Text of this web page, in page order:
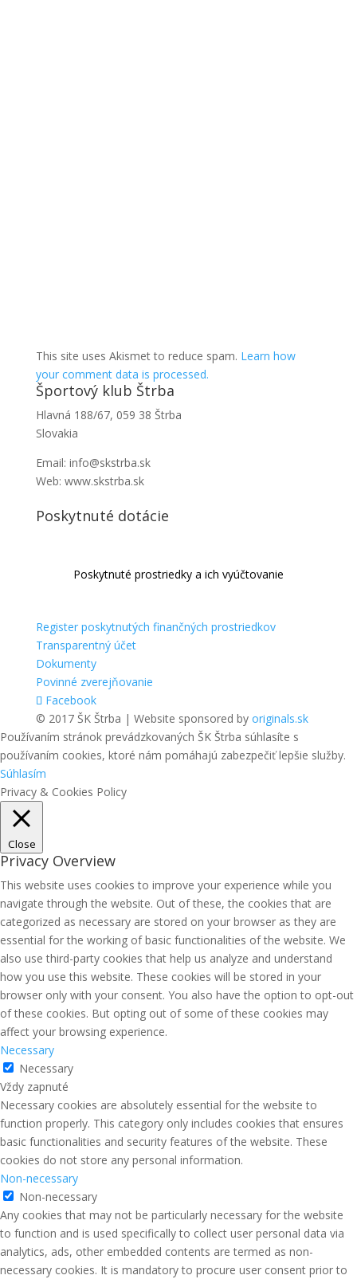
This site uses Akismet to reduce spam. Learn how
your comment data is processed.
Športový klub Štrba
Hlavná 188/67, 059 38 Štrba
Slovakia
Email: info@skstrba.sk
Web: www.skstrba.sk
Poskytnuté dotácie
Poskytnuté prostriedky a ich vyúčtovanie
Register poskytnutých finančných prostriedkov
Transparentný účet
Dokumenty
Povinné zverejňovanie
Facebook
© 2017 ŠK Štrba | Website sponsored by originals.sk
Používaním stránok prevádzkovaných ŠK Štrba súhlasíte s
používaním cookies, ktoré nám pomáhajú zabezpečiť lepšie služby.
Súhlasím
Privacy & Cookies Policy
Close
Privacy Overview
This website uses cookies to improve your experience while you
navigate through the website. Out of these, the cookies that are
categorized as necessary are stored on your browser as they are
essential for the working of basic functionalities of the website. We
also use third-party cookies that help us analyze and understand
how you use this website. These cookies will be stored in your
browser only with your consent. You also have the option to opt-out
of these cookies. But opting out of some of these cookies may
affect your browsing experience.
Necessary
Necessary
Vždy zapnuté
Necessary cookies are absolutely essential for the website to
function properly. This category only includes cookies that ensures
basic functionalities and security features of the website. These
cookies do not store any personal information.
Non-necessary
Non-necessary
Any cookies that may not be particularly necessary for the website
to function and is used specifically to collect user personal data via
analytics, ads, other embedded contents are termed as non-
necessary cookies. It is mandatory to procure user consent prior to